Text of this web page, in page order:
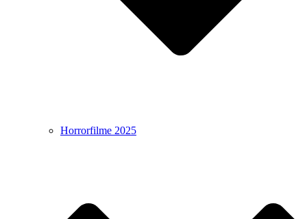
Horrorfilme 2025